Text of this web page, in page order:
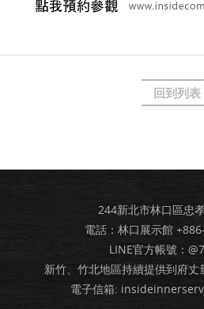
回到列表
244新北市林口區忠
電話：林口展示館
LINE官方帳號：
新竹、竹北地區持續提供到府丈
電子信箱: